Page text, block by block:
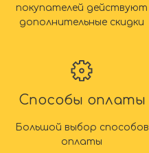
покупателей действуют
дополнительные скидки
Способы оплаты
Большой выбор способов
оплаты